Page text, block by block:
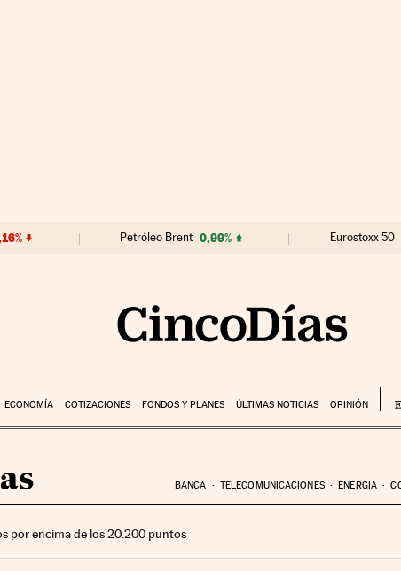
Petróleo Brent 0,99% Eurostoxx 50
ECONOMÍA COTIZACIONES FONDOS Y PLANES ÚLTIMAS NOTICIAS OPINIÓN
BANCA TELECOMUNICACIONES ENERGIA
por encima de los 20.200 puntos